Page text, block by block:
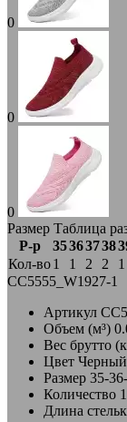
0
0
0
Размер Таблица
Р-р
35363738
Кол-во1 1 2 2 1
CC5555_W1927-1
Артикул
Объем (м³)
Вес брутто
Цвет Черный
Размер 35-
Количество
Длина